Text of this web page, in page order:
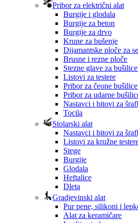
Pribor za električni alat
Burgije i glodala
Burgije za beton
Burgije za drvo
Krune za bušenje
Dijamantske ploče za
Brusne i rezne ploče
Stezne glave za
Listovi za testere
Pribor za čeone
Pribor za udarne
Nastavci i bitovi za
Tocila
Stolarski alat
Nastavci i bitovi za
Listovi za kružne
Stege
Burgije
Glodala
Heftalice
Dleta
Gradjevinski alat
Pur pene, silikoni i
Alat za keramičare